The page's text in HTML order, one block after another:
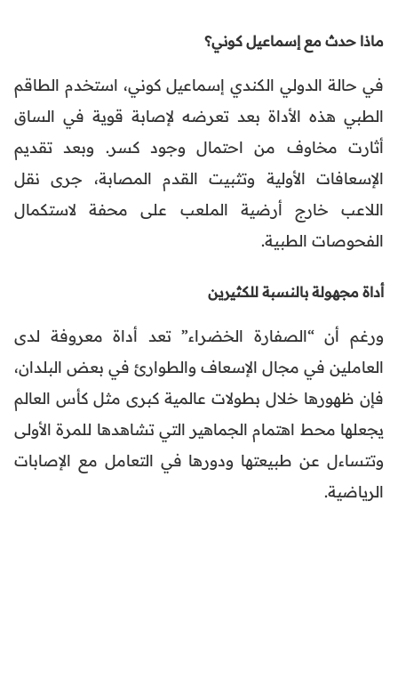
ماذا حدث مع إسماعيل كوني؟
في حالة الدولي الكندي إسماعيل كوني، استخدم الطاقم
الطبي هذه الأداة بعد تعرضه لإصابة قوية في الساق
أثارت مخاوف من احتمال وجود كسر. وبعد تقديم
الإسعافات الأولية وتثبيت القدم المصابة، جرى نقل
اللاعب خارج أرضية الملعب على محفة لاستكمال
الفحوصات الطبية.
أداة مجهولة بالنسبة للكثيرين
ورغم أن “الصفارة الخضراء” تعد أداة معروفة لدى
العاملين في مجال الإسعاف والطوارئ في بعض البلدان،
فإن ظهورها خلال بطولات عالمية كبرى مثل كأس العالم
يجعلها محط اهتمام الجماهير التي تشاهدها للمرة الأولى
وتتساءل عن طبيعتها ودورها في التعامل مع الإصابات
الرياضية.